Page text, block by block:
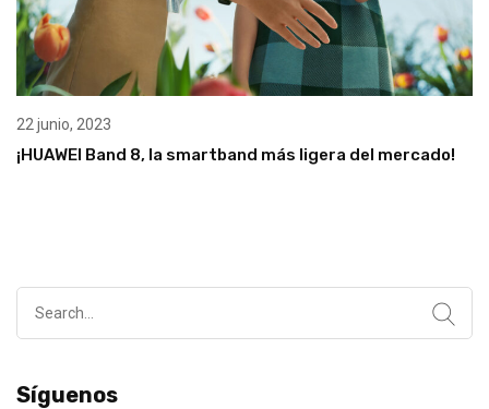
22 junio, 2023
¡HUAWEI Band 8, la smartband más ligera del mercado!
Síguenos